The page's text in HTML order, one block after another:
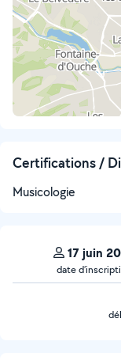
Certifications /
Musicologie
17 juin
date